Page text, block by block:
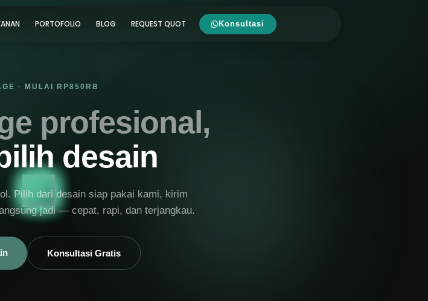
PORTOFOLIO BLOG REQUEST QUOT Konsultasi
· MULAI RP850RB
profesional,
desain
Pilih dari desain siap pakai kami, kirim
jadi — cepat, rapi, dan terjangkau.
Konsultasi Gratis